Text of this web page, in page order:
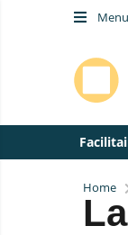
Menu
Home